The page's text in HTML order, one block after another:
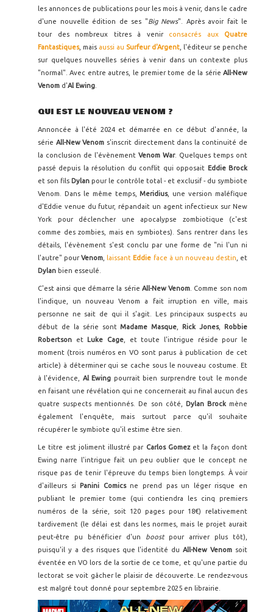
les annonces de publications pour les mois à venir, dans le cadre
d'une nouvelle édition de ses "Big News". Après avoir fait le
tour des nombreux titres à venir consacrés aux Quatre
Fantastiques, mais aussi au Surfeur d'Argent , l'éditeur se penche
sur quelques nouvelles séries à venir dans un contexte plus
"normal". Avec entre autres, le premier tome de la série All-New
Venom d'Al Ewing
QUI EST LE NOUVEAU VENOM ?
Annoncée à l'été 2024 et démarrée en ce début d'année, la
série All-New Venom s'inscrit directement dans la continuité de
la conclusion de l'évènement Venom War. Quelques temps ont
passé depuis la résolution du conflit qui opposait Eddie Brock
et son fils Dylan pour le contrôle total - et exclusif - du symbiote
Venom. Dans le même temps,Meridius, une version maléfique
d'Eddie venue du futur, répandait un agent infectieux sur New
York pour déclencher une apocalypse zombiotique (c'est
comme des zombies, mais en symbiotes). Sans rentrer dans les
détails, l'évènement s'est conclu par une forme de "ni l'un ni
l'autre" pourVenom laissant Eddie face à un nouveau destin , et
Dylan bien esseulé.
C'est ainsi que démarre la série All-New Venom . Comme son nom
l'indique, un nouveau Venom a fait irruption en ville, mais
personne ne sait de qui il s'agit. Les principaux suspects au
début de la série sontMadame Masque Rick Jones,
Robbie
Robertson
et Luke Cage , et toute l'intrigue réside pour le
moment (trois numéros en VO sont parus à publication de cet
article) à déterminer qui se cache sous le nouveau costume. Et
à l'évidence, Al Ewing pourrait bien surprendre tout le monde
en faisant une révélation qui ne concernerait au final aucun des
quatre suspects mentionnés. De son côté,
Dylan Brock mène
également l'enquête, mais surtout parce qu'il souhaite
récupérer le symbiote qu'il estime être sien.
Le titre est joliment illustré par Carlos Gomezet la façon dont
Ewing narre l'intrigue fait un peu oublier que le concept ne
risque pas de tenir l'épreuve du temps bien longtemps. À voir
d'ailleurs si
Panini Comicsne prend pas un léger risque en
publiant le premier tome (qui contiendra les cinq premiers
numéros de la série, soit 120 pages pour 18€) relativement
tardivement (le délai est dans les normes, mais le projet aurait
peut-être pu bénéficier d'un boost pour arriver plus tôt),
puisqu'il y a des risques que l'identité duAll-New Venom soit
éventée en VO lors de la sortie de ce tome, et qu'une partie du
lectorat se voit gâcher le plaisir de découverte. Le rendez-vous
est malgré tout donné pour septembre 2025 en librairie.